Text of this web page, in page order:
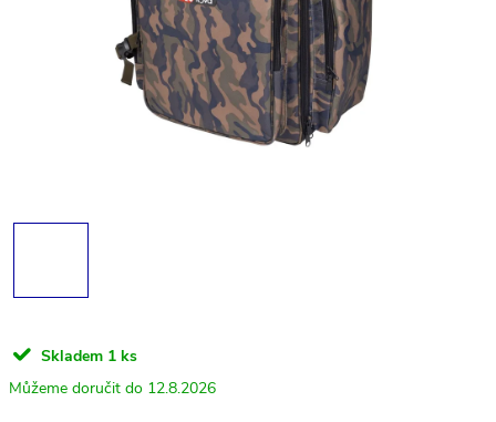
Skladem 1 ks
12.8.2026